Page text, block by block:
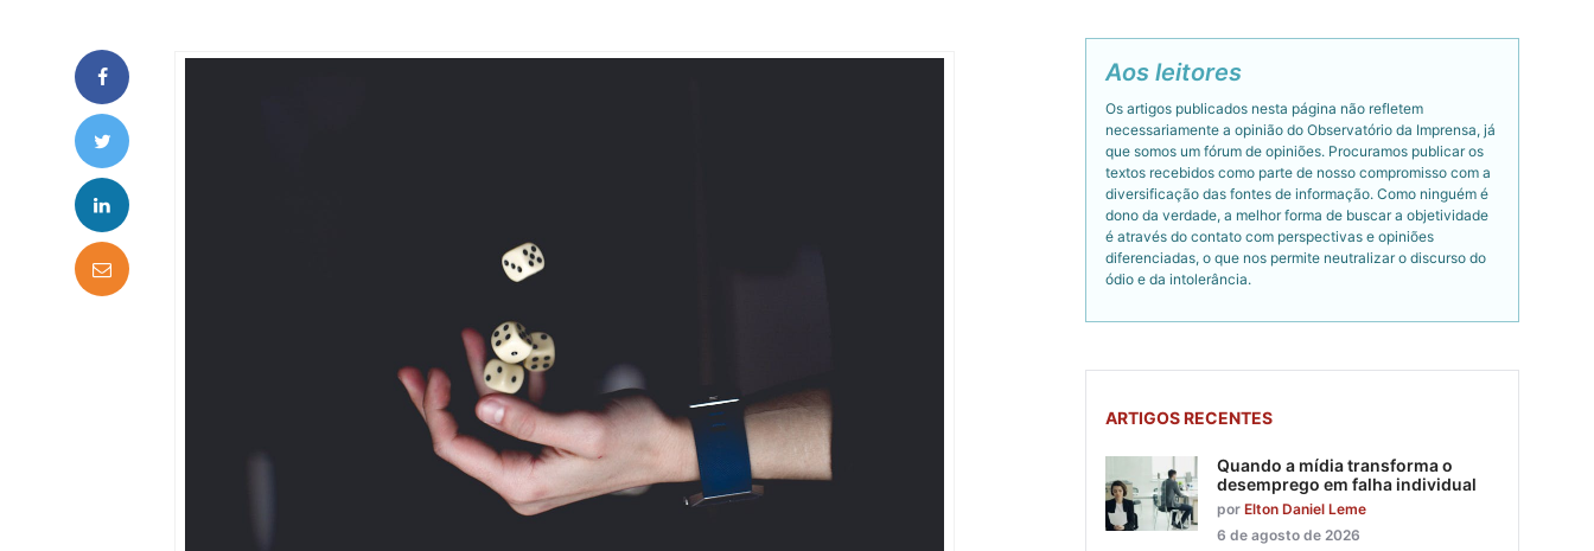
Aos leitores
Os artigos publicados nesta página não refletem
necessariamente a opinião do Observatório da Imprensa, já
que somos um fórum de opiniões. Procuramos publicar os
textos recebidos como parte de nosso compromisso com a
diversificação das fontes de informação. Como ninguém é
dono da verdade, a melhor forma de buscar a objetividade
é através do contato com perspectivas e opiniões
diferenciadas, o que nos permite neutralizar o discurso do
ódio e da intolerância.
ARTIGOS RECENTES
Quando a mídia transforma o
desemprego em falha individual
por Elton Daniel Leme
6 de agosto de 2026